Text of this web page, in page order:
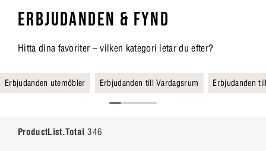
ERBJUDANDEN & FYND
Hitta dina favoriter – vilken kategori letar du efter?
Erbjudanden utemöbler Erbjudanden till Vardagsrum Erbjudanden
ProductList.Total 346